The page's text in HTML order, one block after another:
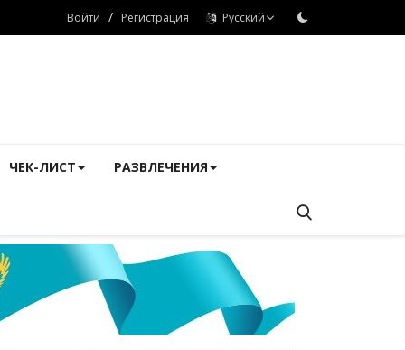
Войти / Регистрация Русский
ЧЕК-ЛИСТ РАЗВЛЕЧЕНИЯ